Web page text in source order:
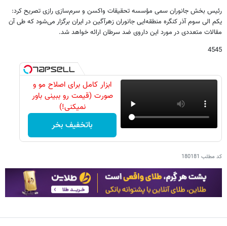
رئیس بخش جانوران سمی مؤسسه تحقیقات واکسن و سرم‌سازی رازی تصریح کرد:
یکم الی سوم آذر کنگره منطقه‌ایی جانوران زهر‌آگین در ایران برگزار می‌شود که طی آن
مقالات متعددی در مورد این داروی ضد سرطان ارائه خواهد شد.
4545
ابزار کامل برای اصلاح مو و
صورت (قیمت رو ببینی باور
نمیکنی!)
باتخفیف بخر
کد مطلب 180181